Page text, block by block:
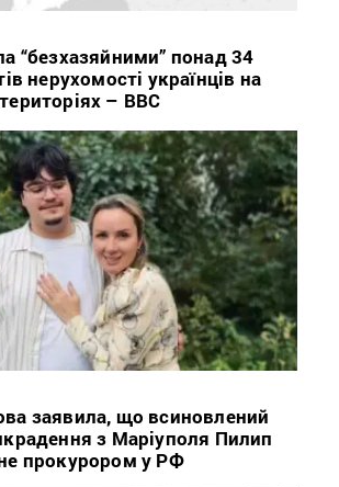
“безхазяйними” понад 34
нерухомості українців на
– BBC
заявила, що всиновлений
з Маріуполя Пилип
прокурором у РФ